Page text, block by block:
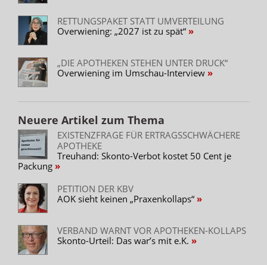
RETTUNGSPAKET STATT UMVERTEILUNG
Overwiening: „2027 ist zu spät“
„DIE APOTHEKEN STEHEN UNTER DRUCK“
Overwiening im Umschau-Interview
Neuere Artikel zum Thema
EXISTENZFRAGE FÜR ERTRAGSSCHWÄCHERE
APOTHEKE
Treuhand: Skonto-Verbot kostet 50 Cent je
Packung
PETITION DER KBV
AOK sieht keinen „Praxenkollaps“
VERBAND WARNT VOR APOTHEKEN-KOLLAPS
Skonto-Urteil: Das war’s mit e.K.